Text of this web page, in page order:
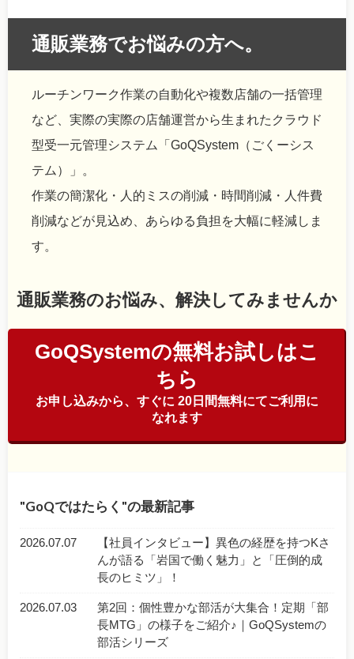
通販業務でお悩みの方へ。
ルーチンワーク作業の自動化や複数店舗の一括管理
など、実際の実際の店舗運営から生まれたクラウド
型受一元管理システム「GoQSystem（ごくーシス
テム）」。
作業の簡潔化・人的ミスの削減・時間削減・人件費
削減などが見込め、あらゆる負担を大幅に軽減しま
す。
通販業務のお悩み、解決してみませんか
GoQSystemの無料お試しはこ
ちら
お申し込みから、すぐに 20日間無料にてご利用に
なれます
GoQではたらく の最新記事
2026.07.07
【社員インタビュー】異色の経歴を持つKさ
んが語る「岩国で働く魅力」と「圧倒的成
長のヒミツ」！
2026.07.03
第2回：個性豊かな部活が大集合！定期「部
長MTG」の様子をご紹介♪｜GoQSystemの
部活シリーズ